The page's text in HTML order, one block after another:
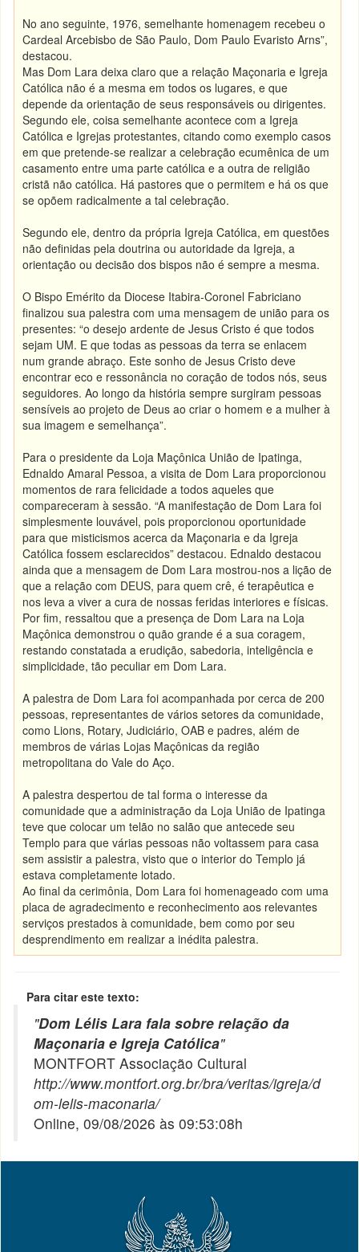
No ano seguinte, 1976, semelhante homenagem recebeu o
Cardeal Arcebisbo de São Paulo, Dom Paulo Evaristo Arns”,
destacou.
Mas Dom Lara deixa claro que a relação Maçonaria e Igreja
Católica não é a mesma em todos os lugares, e que
depende da orientação de seus responsáveis ou dirigentes.
Segundo ele, coisa semelhante acontece com a Igreja
Católica e Igrejas protestantes, citando como exemplo casos
em que pretende-se realizar a celebração ecumênica de um
casamento entre uma parte católica e a outra de religião
cristã não católica. Há pastores que o permitem e há os que
se opõem radicalmente a tal celebração.
Segundo ele, dentro da própria Igreja Católica, em questões
não definidas pela doutrina ou autoridade da Igreja, a
orientação ou decisão dos bispos não é sempre a mesma.
O Bispo Emérito da Diocese Itabira-Coronel Fabriciano
finalizou sua palestra com uma mensagem de união para os
presentes: “o desejo ardente de Jesus Cristo é que todos
sejam UM. E que todas as pessoas da terra se enlacem
num grande abraço. Este sonho de Jesus Cristo deve
encontrar eco e ressonância no coração de todos nós, seus
seguidores. Ao longo da história sempre surgiram pessoas
sensíveis ao projeto de Deus ao criar o homem e a mulher à
sua imagem e semelhança”.
Para o presidente da Loja Maçônica União de Ipatinga,
Ednaldo Amaral Pessoa, a visita de Dom Lara proporcionou
momentos de rara felicidade a todos aqueles que
compareceram à sessão. “A manifestação de Dom Lara foi
simplesmente louvável, pois proporcionou oportunidade
para que misticismos acerca da Maçonaria e da Igreja
Católica fossem esclarecidos” destacou. Ednaldo destacou
ainda que a mensagem de Dom Lara mostrou-nos a lição de
que a relação com DEUS, para quem crê, é terapêutica e
nos leva a viver a cura de nossas feridas interiores e físicas.
Por fim, ressaltou que a presença de Dom Lara na Loja
Maçônica demonstrou o quão grande é a sua coragem,
restando constatada a erudição, sabedoria, inteligência e
simplicidade, tão peculiar em Dom Lara.
A palestra de Dom Lara foi acompanhada por cerca de 200
pessoas, representantes de vários setores da comunidade,
como Lions, Rotary, Judiciário, OAB e padres, além de
membros de várias Lojas Maçônicas da região
metropolitana do Vale do Aço.
A palestra despertou de tal forma o interesse da
comunidade que a administração da Loja União de Ipatinga
teve que colocar um telão no salão que antecede seu
Templo para que várias pessoas não voltassem para casa
sem assistir a palestra, visto que o interior do Templo já
estava completamente lotado.
Ao final da cerimônia, Dom Lara foi homenageado com uma
placa de agradecimento e reconhecimento aos relevantes
serviços prestados à comunidade, bem como por seu
desprendimento em realizar a inédita palestra.
Para citar este texto:
"Dom Lélis Lara fala sobre relação da
Maçonaria e Igreja Católica"
MONTFORT Associação Cultural
http://www.montfort.org.br/bra/veritas/igreja/d
om-lelis-maconaria/
Online, 09/08/2026 às 09:53:08h